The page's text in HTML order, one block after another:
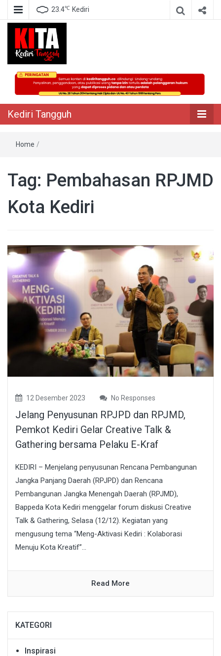
23.4℃ Kediri
Kediri Tangguh
Berita Akurat Terpercaya
Kediri Tangguh
Home /
Tag: Pembahasan RPJMD
Kota Kediri
12 Desember 2023 No Responses
Jelang Penyusunan RPJPD dan RPJMD,
Pemkot Kediri Gelar Creative Talk &
Gathering bersama Pelaku E-Kraf
KEDIRI – Menjelang penyusunan Rencana Pembangunan
Jangka Panjang Daerah (RPJPD) dan Rencana
Pembangunan Jangka Menengah Daerah (RPJMD),
Bappeda Kota Kediri menggelar forum diskusi Creative
Talk & Gathering, Selasa (12/12). Kegiatan yang
mengusung tema “Meng-Aktivasi Kediri : Kolaborasi
Menuju Kota Kreatif”...
Read More
KATEGORI
Inspirasi